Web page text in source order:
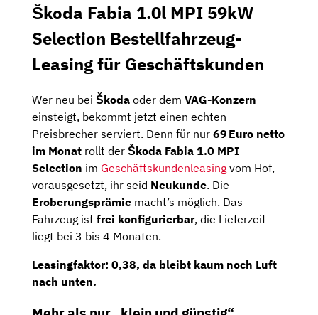
Škoda Fabia 1.0l MPI 59kW
Selection Bestellfahrzeug-
Leasing für Geschäftskunden
Wer neu bei Škoda oder dem VAG-Konzern
einsteigt, bekommt jetzt einen echten
Preisbrecher serviert. Denn für nur 69 Euro netto
im Monat rollt der Škoda Fabia 1.0 MPI
Selection im Geschäftskundenleasing vom Hof,
vorausgesetzt, ihr seid Neukunde. Die
Eroberungsprämie macht’s möglich. Das
Fahrzeug ist frei konfigurierbar, die Lieferzeit
liegt bei 3 bis 4 Monaten.
Leasingfaktor: 0,38, da bleibt kaum noch Luft
nach unten.